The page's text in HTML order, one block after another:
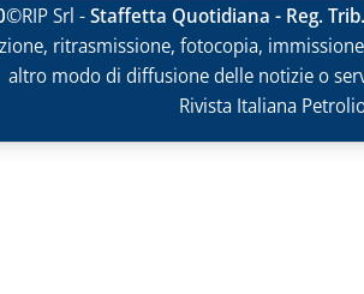
©RIP Srl -Staffetta Quotidiana - Reg.
ritrasmissione, fotocopia,
altro modo di diffusione delle notizie o
Rivista Italiana